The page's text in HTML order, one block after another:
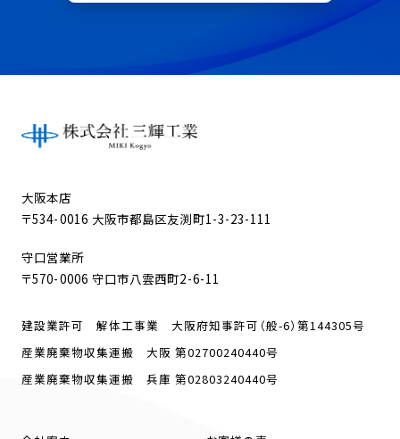
大阪本店
〒534-0016 大阪市都島区友渕町1-3-23-111
守口営業所
〒570-0006 守口市八雲西町2-6-11
建設業許可 解体工事業 大阪府知事許可（般-6）第144305号
産業廃棄物収集運搬 大阪 第02700240440号
産業廃棄物収集運搬 兵庫 第02803240440号